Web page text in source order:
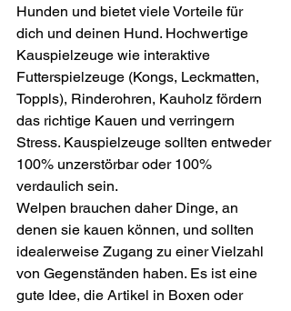
Hunden und bietet viele Vorteile für
dich und deinen Hund. Hochwertige
Kauspielzeuge wie interaktive
Futterspielzeuge (Kongs, Leckmatten,
Toppls), Rinderohren, Kauholz fördern
das richtige Kauen und verringern
Stress. Kauspielzeuge sollten entweder
100% unzerstörbar oder 100%
verdaulich sein.
Welpen brauchen daher Dinge, an
denen sie kauen können, und sollten
idealerweise Zugang zu einer Vielzahl
von Gegenständen haben. Es ist eine
gute Idee, die Artikel in Boxen oder